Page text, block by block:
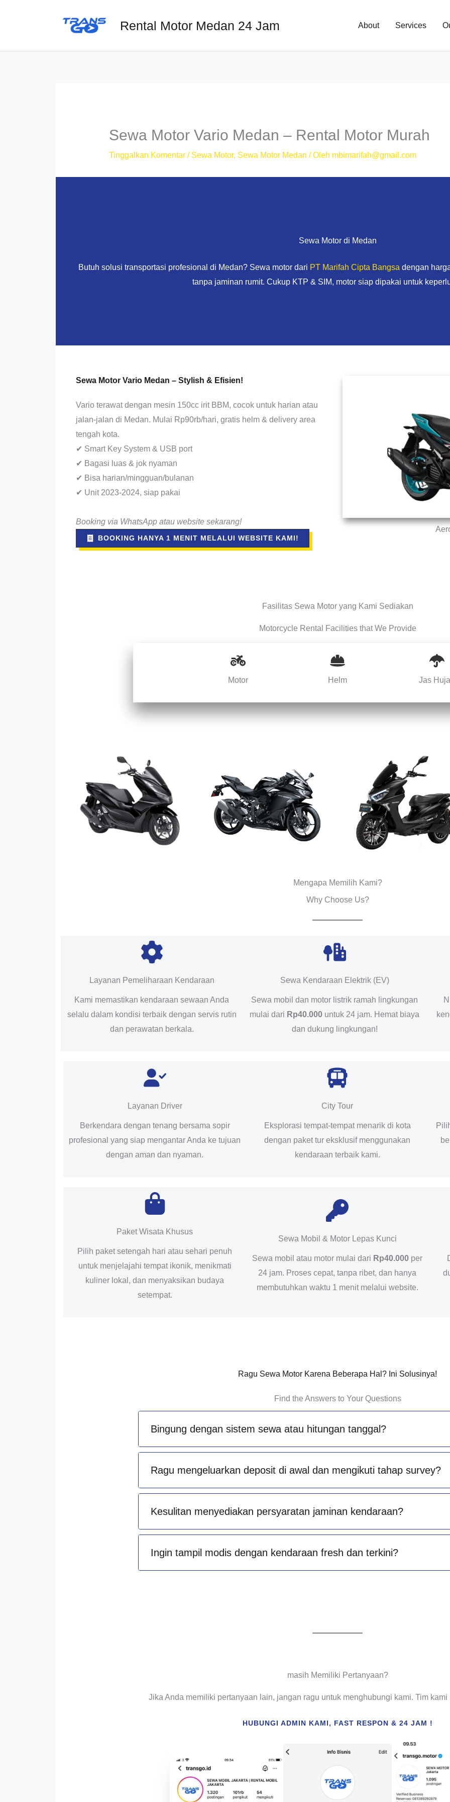
Rental Motor Medan 24 Jam About Services
Sewa Motor Vario Medan – Rental Motor Murah
Tinggalkan Komentar / Sewa Motor, Sewa Motor Medan / Oleh mbimarifah@gmail.com
Sewa Motor di Medan
Butuh solusi transportasi profesional di Medan? Sewa motor dari PT Marifah Cipta Bangsa dengan
tanpa jaminan rumit. Cukup KTP & SIM, motor siap dipakai untuk
Sewa Motor Vario Medan – Stylish & Efisien!
Vario terawat dengan mesin 150cc irit BBM, cocok untuk harian atau
jalan-jalan di Medan. Mulai Rp90rb/hari, gratis helm & delivery area
tengah kota.
✔ Smart Key System & USB port
✔ Bagasi luas & jok nyaman
✔ Bisa harian/mingguan/bulanan
✔ Unit 2023-2024, siap pakai
Booking via WhatsApp atau website sekarang!
BOOKING HANYA 1 MENIT MELALUI WEBSITE KAMI!
Fasilitas Sewa Motor yang Kami Sediakan
Motorcycle Rental Facilities that We Provide
Motor Helm Jas
Mengapa Memilih Kami?
Why Choose Us?
Layanan Pemeliharaan Kendaraan
Kami memastikan kendaraan sewaan Anda
selalu dalam kondisi terbaik dengan servis rutin
dan perawatan berkala.
Sewa Kendaraan Elektrik (EV)
Sewa mobil dan motor listrik ramah lingkungan
mulai dari Rp40.000 untuk 24 jam. Hemat biaya
dan dukung lingkungan!
Layanan Driver
Berkendara dengan tenang bersama sopir
profesional yang siap mengantar Anda ke tujuan
dengan aman dan nyaman.
City Tour
Eksplorasi tempat-tempat menarik di kota
dengan paket tur eksklusif menggunakan
kendaraan terbaik kami.
Paket Wisata Khusus
Pilih paket setengah hari atau sehari penuh
untuk menjelajahi tempat ikonik, menikmati
kuliner lokal, dan menyaksikan budaya
setempat.
Sewa Mobil & Motor Lepas Kunci
Sewa mobil atau motor mulai dari Rp40.000 per
24 jam. Proses cepat, tanpa ribet, dan hanya
membutuhkan waktu 1 menit melalui website.
Ragu Sewa Motor Karena Beberapa Hal? Ini Solusinya!
Find the Answers to Your Questions
Bingung dengan sistem sewa atau hitungan tanggal?
Ragu mengeluarkan deposit di awal dan mengikuti tahap survey?
Kesulitan menyediakan persyaratan jaminan kendaraan?
Ingin tampil modis dengan kendaraan fresh dan terkini?
masih Memiliki Pertanyaan?
Jika Anda memiliki pertanyaan lain, jangan ragu untuk menghubungi kami. Tim kami
HUBUNGI ADMIN KAMI, FAST RESPON & 24 JAM !